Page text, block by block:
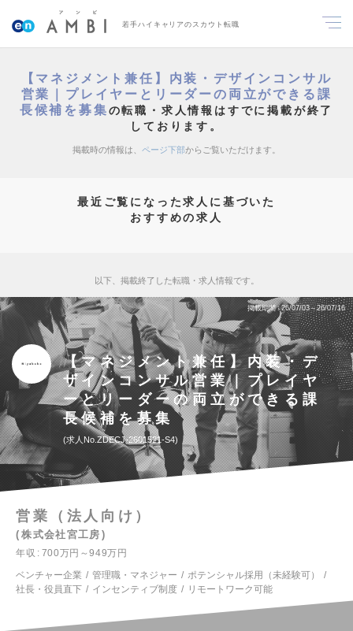
若手ハイキャリアのスカウト転職
【マネジメント兼任】内装・デザインコンサル
営業｜プレイヤーとリーダーの両立ができる課
長候補を募集の転職・求人情報はすでに掲載が終了
しております。
掲載時の情報は、 ページ下部からご覧いただけます。
最近ご覧になった求人に基づいた
おすすめの求人
以下、掲載終了した転職・求人情報です。
掲載期間 26/07/03～26/07/16
【マネジメント兼任】内装・デ
ザインコンサル営業｜プレイヤ
ーとリーダーの両立ができる課
長候補を募集
求人No.ZDECJ-2601521-S4
営業（法人向け）
株式会社宮工房
年収
700万円～949万円
ベンチャー企業
管理職・マネジャー
ポテンシャル採用（未経験可）
社長・役員直下
インセンティブ制度 リモートワーク可能